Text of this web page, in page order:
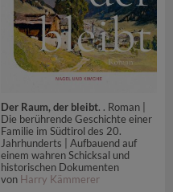
Der Raum, der bleibt. . Roman |
Die berührende Geschichte einer
Familie im Südtirol des 20.
Jahrhunderts | Aufbauend auf
einem wahren Schicksal und
historischen Dokumenten
von Harry Kämmerer